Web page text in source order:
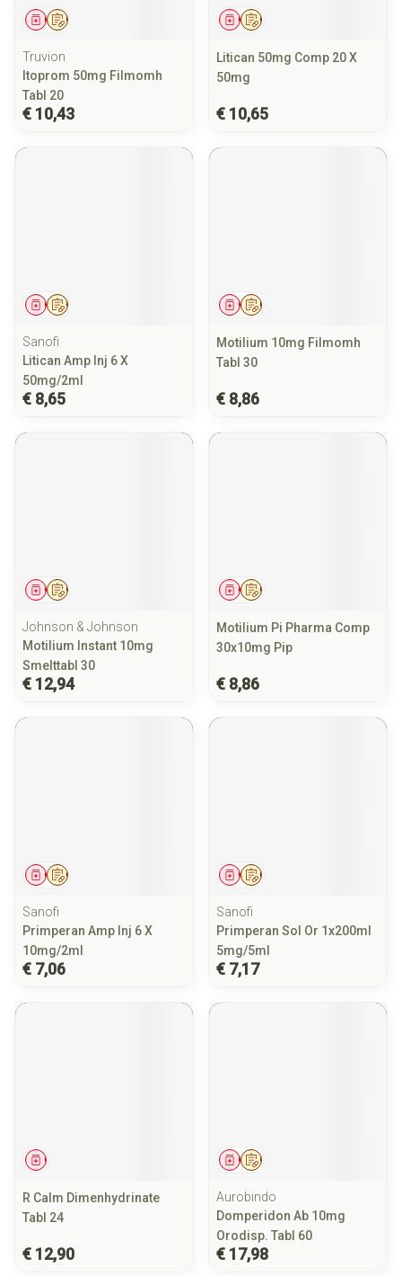
Op voorschrift
Geneesmiddel
Truvion
Itoprom 50mg Filmomh
Tabl 20
€ 10,43
Op voorschrift
Geneesmiddel
Litican 50mg Comp 20 X
50mg
€ 10,65
Op voorschrift
Geneesmiddel
Sanofi
Litican Amp Inj 6 X
50mg/2ml
€ 8,65
Op voorschrift
Geneesmiddel
Motilium 10mg Filmomh
Tabl 30
€ 8,86
Op voorschrift
Geneesmiddel
Johnson & Johnson
Motilium Instant 10mg
Smelttabl 30
€ 12,94
Op voorschrift
Geneesmiddel
Motilium Pi Pharma Comp
30x10mg Pip
€ 8,86
Op voorschrift
Geneesmiddel
Sanofi
Primperan Amp Inj 6 X
10mg/2ml
€ 7,06
Op voorschrift
Geneesmiddel
Sanofi
Primperan Sol Or 1x200ml
5mg/5ml
€ 7,17
Geneesmiddel
R Calm Dimenhydrinate
Tabl 24
€ 12,90
Op voorschrift
Geneesmiddel
Aurobindo
Domperidon Ab 10mg
Orodisp. Tabl 60
€ 17,98